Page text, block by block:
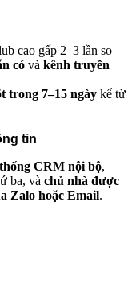
cao gấp 2–3 lần so
có và kênh truyền
trong 7–15 ngày kể từ
tin
CRM nội bộ,
ba, và chủ nhà được
Zalo hoặc Email.